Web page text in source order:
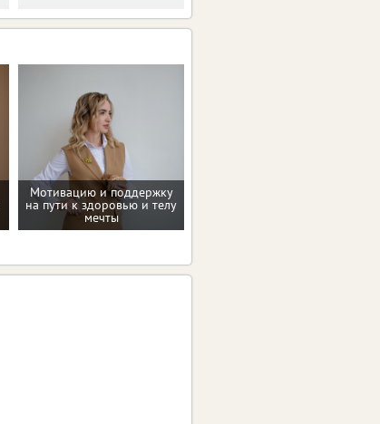
Мотивацию и поддержку
на пути к здоровью и телу
мечты